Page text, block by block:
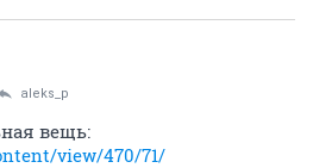
aleks_p
вещь:
view/470/71/